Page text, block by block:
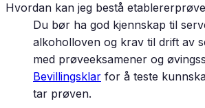
Hvordan kan jeg bestå
Du bør ha god kjennskap til
alkoholloven og krav til drift av
med prøveeksamener og
Bevillingsklar for å teste
tar prøven.